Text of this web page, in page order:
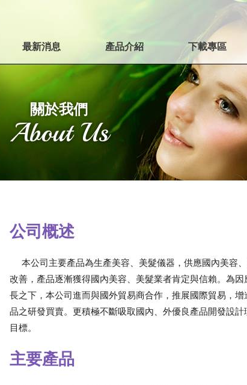
最新消息 產品介紹 下載專區
關於我們
About Us
公司概述
本公司主要產品為生產美容、美髮儀器，供應國內美容
改善，產品逐漸獲得國內美容、美髮業者肯定與信賴。為
長之下，本公司進而與國外貿易商合作，推展國際貿易，
品之研發買賣。更積極不斷吸取國內、外優良產品開發設
目標。
主要產品